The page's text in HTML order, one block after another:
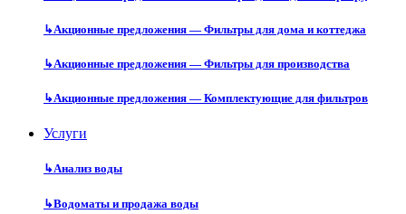
↳Акционные предложения — Фильтры для дома и коттеджа
↳Акционные предложения — Фильтры для производства
↳Акционные предложения — Комплектующие для фильтров
Услуги
↳Анализ воды
↳Водоматы и продажа воды